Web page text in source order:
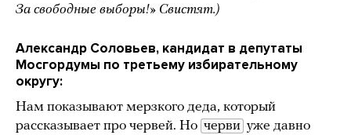
За свободные выборы!» Свистят.)
Александр Соловьев, кандидат в депутаты
Мосгордумы по третьему избирательному
округу:
Нам показывают мерзкого деда, который
рассказывает про червей. Но черви уже давно